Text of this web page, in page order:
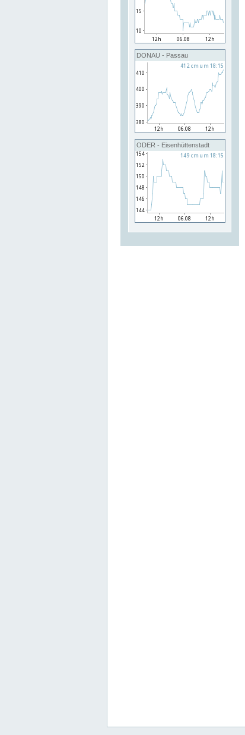
DONAU - Passau
ODER - Eisenhüttenstadt